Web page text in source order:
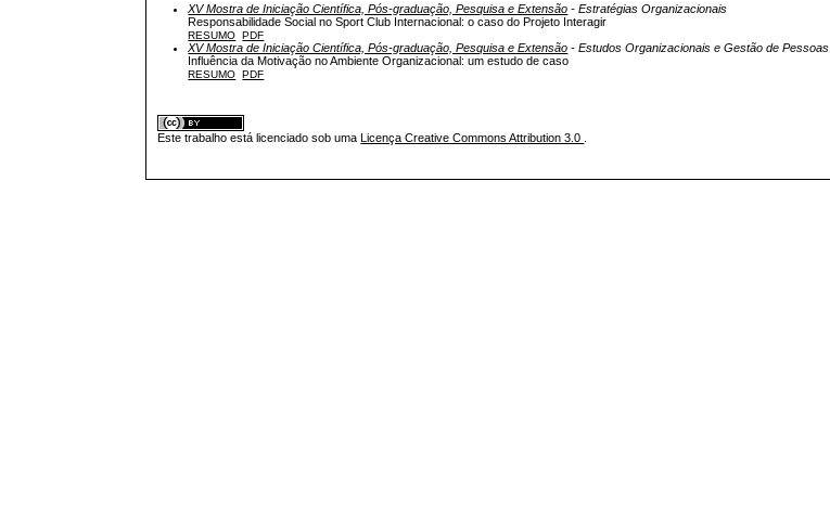
XV Mostra de Iniciação Científica, Pós-graduação, Pesquisa e Extensão - Estratégias Organizacionais
Responsabilidade Social no Sport Club Internacional: o caso do Projeto Interagir
RESUMO PDF
XV Mostra de Iniciação Científica, Pós-graduação, Pesquisa e Extensão - Estudos Organizacionais e Gestão de Pessoas
Influência da Motivação no Ambiente Organizacional: um estudo de caso
RESUMO PDF
Este trabalho está licenciado sob uma Licença Creative Commons Attribution 3.0